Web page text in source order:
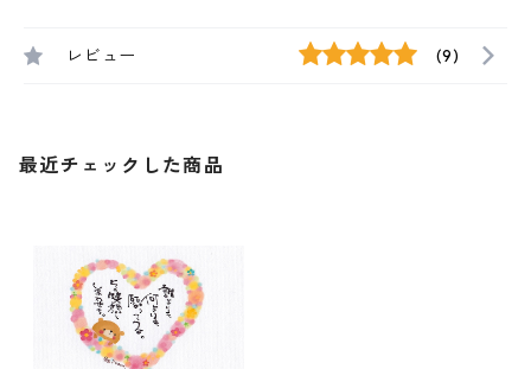
レビュー (9)
最近チェックした商品